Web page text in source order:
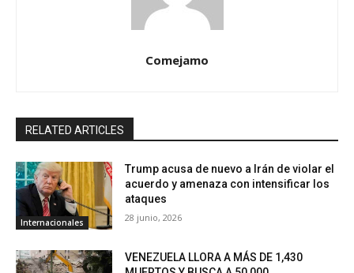
Comejamo
RELATED ARTICLES
Internacionales
Trump acusa de nuevo a Irán de violar el
acuerdo y amenaza con intensificar los
ataques
28 junio, 2026
VENEZUELA LLORA A MÁS DE 1,430